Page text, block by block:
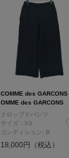
COMME des GARCONS
OMME des GARCONS
クロップドパンツ
サイズ：XS
コンディション: B
18,000円（税込）